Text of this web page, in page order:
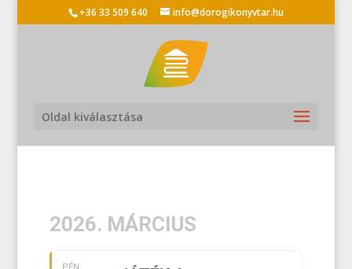
+36 33 509 640 info@dorogikonyvtar.hu
Oldal kiválasztása
2026. MÁRCIUS